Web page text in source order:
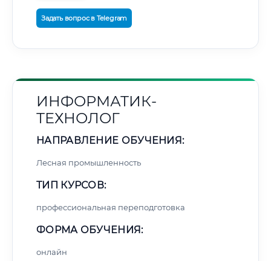
Задать вопрос в Telegram
ИНФОРМАТИК-
ТЕХНОЛОГ
НАПРАВЛЕНИЕ ОБУЧЕНИЯ:
Лесная промышленность
ТИП КУРСОВ:
профессиональная переподготовка
ФОРМА ОБУЧЕНИЯ:
онлайн